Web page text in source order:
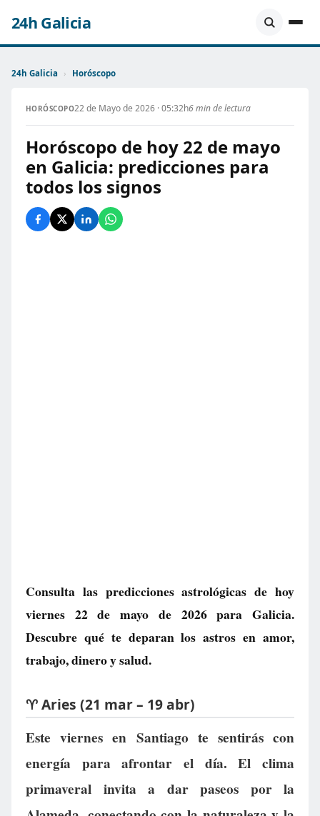
24h Galicia
24h Galicia › Horóscopo
HORÓSCOPO22 de Mayo de 2026 · 05:32h6 min de lectura
Horóscopo de hoy 22 de mayo
en Galicia: predicciones para
todos los signos
Consulta las predicciones astrológicas de hoy
viernes 22 de mayo de 2026 para Galicia.
Descubre qué te deparan los astros en amor,
trabajo, dinero y salud.
♈ Aries (21 mar – 19 abr)
Este viernes en Santiago te sentirás con
energía para afrontar el día. El clima
primaveral invita a dar paseos por la